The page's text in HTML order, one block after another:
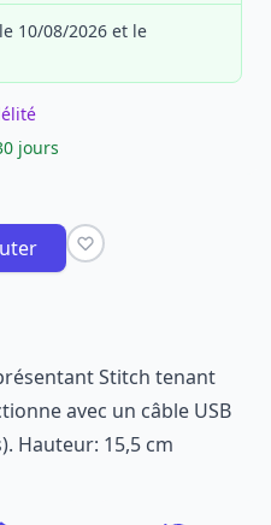
10/08/2026 et le
jours
Stitch tenant
avec un câble USB
Hauteur: 15,5 cm